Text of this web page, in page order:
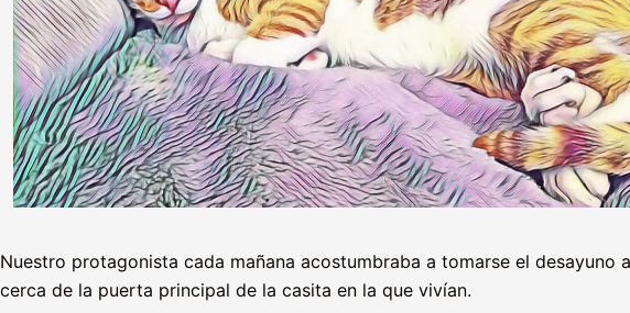
Nuestro protagonista cada mañana acostumbraba a tomarse el desayuno
cerca de la puerta principal de la casita en la que vivían.